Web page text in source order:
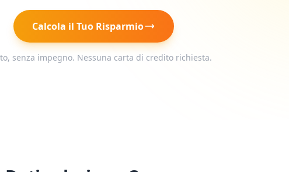
Calcola il Tuo Risparmio
senza impegno. Nessuna carta di credito richiesta.